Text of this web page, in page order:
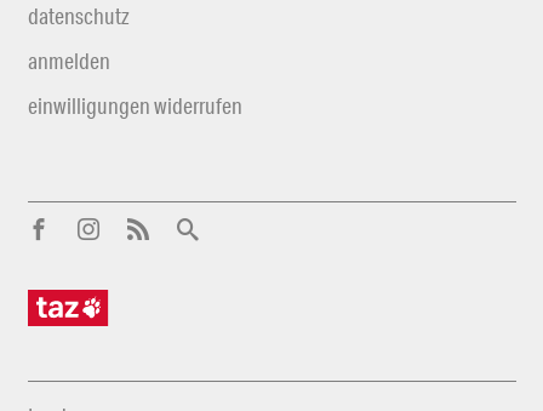
datenschutz
anmelden
einwilligungen widerrufen